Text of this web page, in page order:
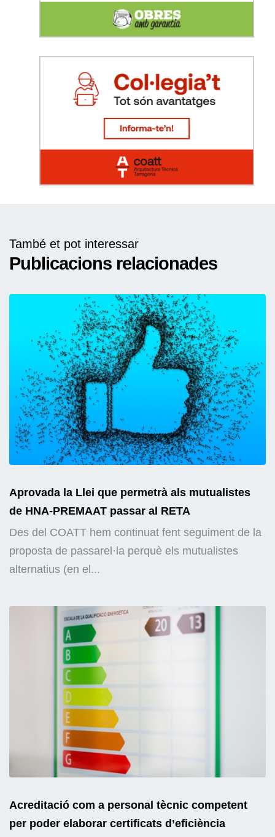
També et pot interessar
Publicacions relacionades
Aprovada la Llei que permetrà als mutualistes
de HNA-PREMAAT passar al RETA
Des del COATT hem continuat fent seguiment de la
proposta de passarel·la perquè els mutualistes
alternatius (en el...
Acreditació com a personal tècnic competent
per poder elaborar certificats d’eficiència